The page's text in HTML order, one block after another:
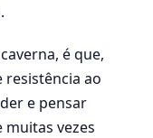
é que,
ao
e pensar
vezes